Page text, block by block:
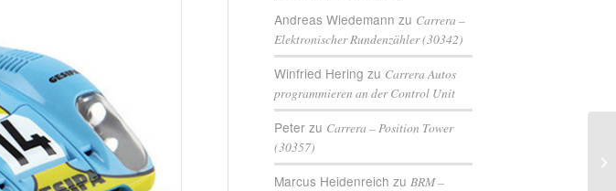
Andreas Wiedemann zu Carrera –
Elektronischer Rundenzähler (30342)
Winfried Hering zu Carrera Autos
programmieren an der Control Unit
Peter zu Carrera – Position Tower
(30357)
Marcus Heidenreich zuBRM –